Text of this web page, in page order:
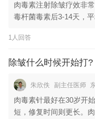
肉毒素注射除皱疗效非
毒杆菌毒素后3-14天，
1人回答
除皱什么时候开始打?
朱欣佚 副主任医师
肉毒素针最好在30岁开
短，修复时间则更长。